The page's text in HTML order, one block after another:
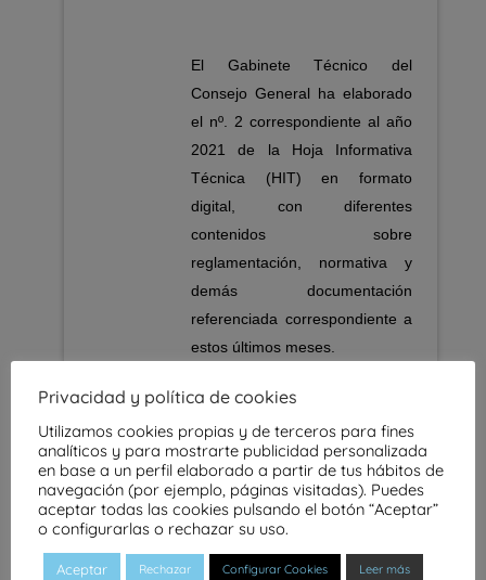
El Gabinete Técnico del
Consejo General ha elaborado
el nº. 2 correspondiente al año
2021 de la Hoja Informativa
Técnica (HIT) en formato
digital, con diferentes
contenidos sobre
reglamentación, normativa y
demás documentación
referenciada correspondiente a
estos últimos meses.
El acceso al presente número
https://www.cgate.es/hit/Hit2021
-2/index.html
Privacidad y política de cookies
Utilizamos cookies propias y de terceros para fines
analíticos y para mostrarte publicidad personalizada
en base a un perfil elaborado a partir de tus hábitos de
navegación (por ejemplo, páginas visitadas). Puedes
aceptar todas las cookies pulsando el botón “Aceptar”
o configurarlas o rechazar su uso.
Aceptar Rechazar Configurar Cookies Leer más